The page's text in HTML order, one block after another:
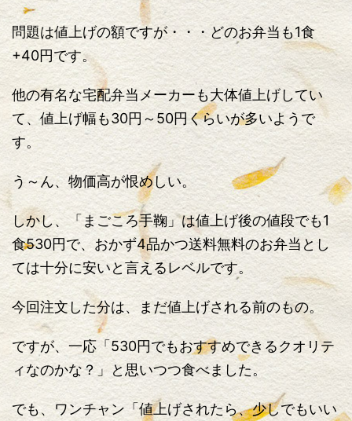
問題は値上げの額ですが・・・どのお弁当も1食
+40円です。
他の有名な宅配弁当メーカーも大体値上げしてい
て、値上げ幅も30円～50円くらいが多いようで
す。
う～ん、物価高が恨めしい。
しかし、「まごころ手鞠」は値上げ後の値段でも1
食530円で、おかず4品かつ送料無料のお弁当とし
ては十分に安いと言えるレベルです。
今回注文した分は、まだ値上げされる前のもの。
ですが、一応「530円でもおすすめできるクオリテ
ィなのかな？」と思いつつ食べました。
でも、ワンチャン「値上げされたら、少しでもいい